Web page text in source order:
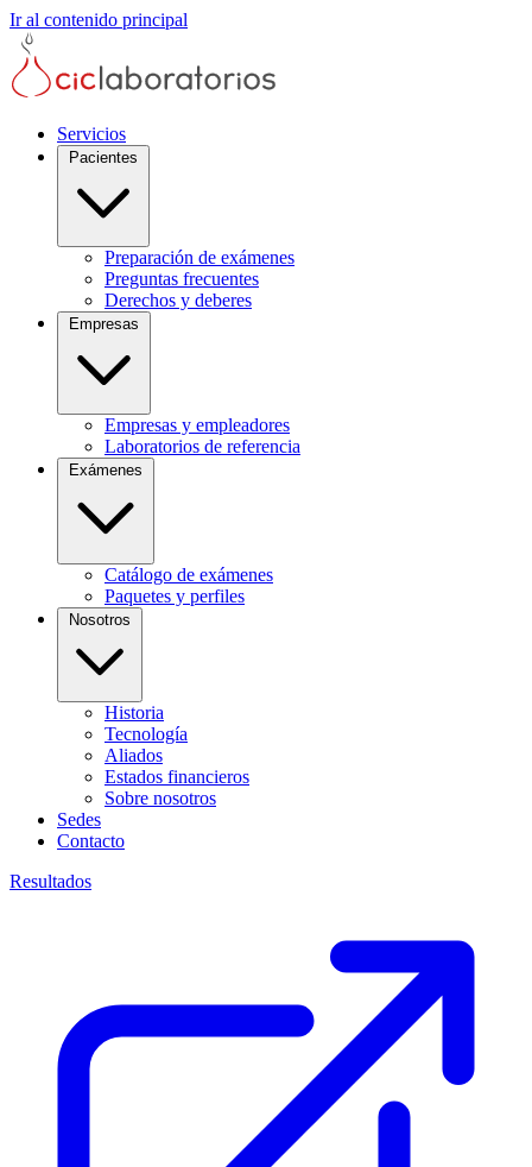
Ir al contenido principal
Servicios
Preparación de exámenes
Preguntas frecuentes
Derechos y deberes
Empresas y empleadores
Laboratorios de referencia
Catálogo de exámenes
Paquetes y perfiles
Historia
Tecnología
Aliados
Estados financieros
Sobre nosotros
Sedes
Contacto
Resultados